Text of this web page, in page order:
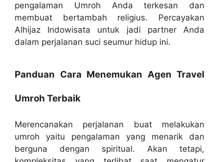
pengalaman Umroh Anda terkesan dan
membuat bertambah religius. Percayakan
Alhijaz Indowisata untuk jadi partner Anda
dalam perjalanan suci seumur hidup ini.
Panduan Cara Menemukan Agen Travel
Umroh Terbaik
Merencanakan perjalanan buat melakukan
umroh yaitu pengalaman yang menarik dan
berguna dengan spiritual. Akan tetapi,